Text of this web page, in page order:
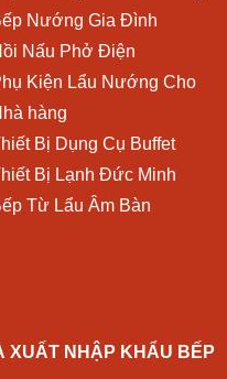
Nướng Gia Đình
Nấu Phở Điện
Kiện Lẩu Nướng Cho
hàng
Bị Dụng Cụ Buffet
Bị Lạnh Đức Minh
Từ Lẩu Âm Bàn
XUẤT NHẬP KHẨU BẾP